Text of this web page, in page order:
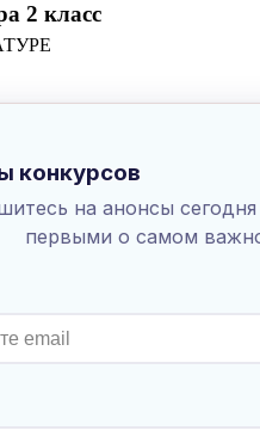
2 класс
3 класс
конкурсов
на анонсы сегодня
первыми о самом